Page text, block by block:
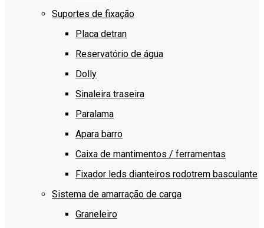
Suportes de fixação
Placa detran
Reservatório de água
Dolly
Sinaleira traseira
Paralama
Apara barro
Caixa de mantimentos / ferramentas
Fixador leds dianteiros rodotrem basculante
Sistema de amarração de carga
Graneleiro